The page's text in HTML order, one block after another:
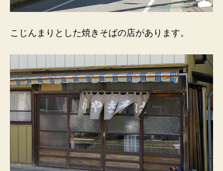
入
へ
の
こじんまりとした焼きそばの店があります。